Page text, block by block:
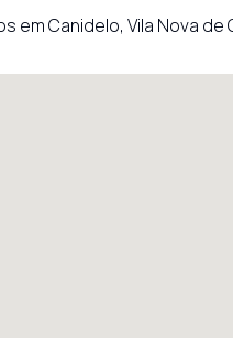
em Canidelo, Vila Nova